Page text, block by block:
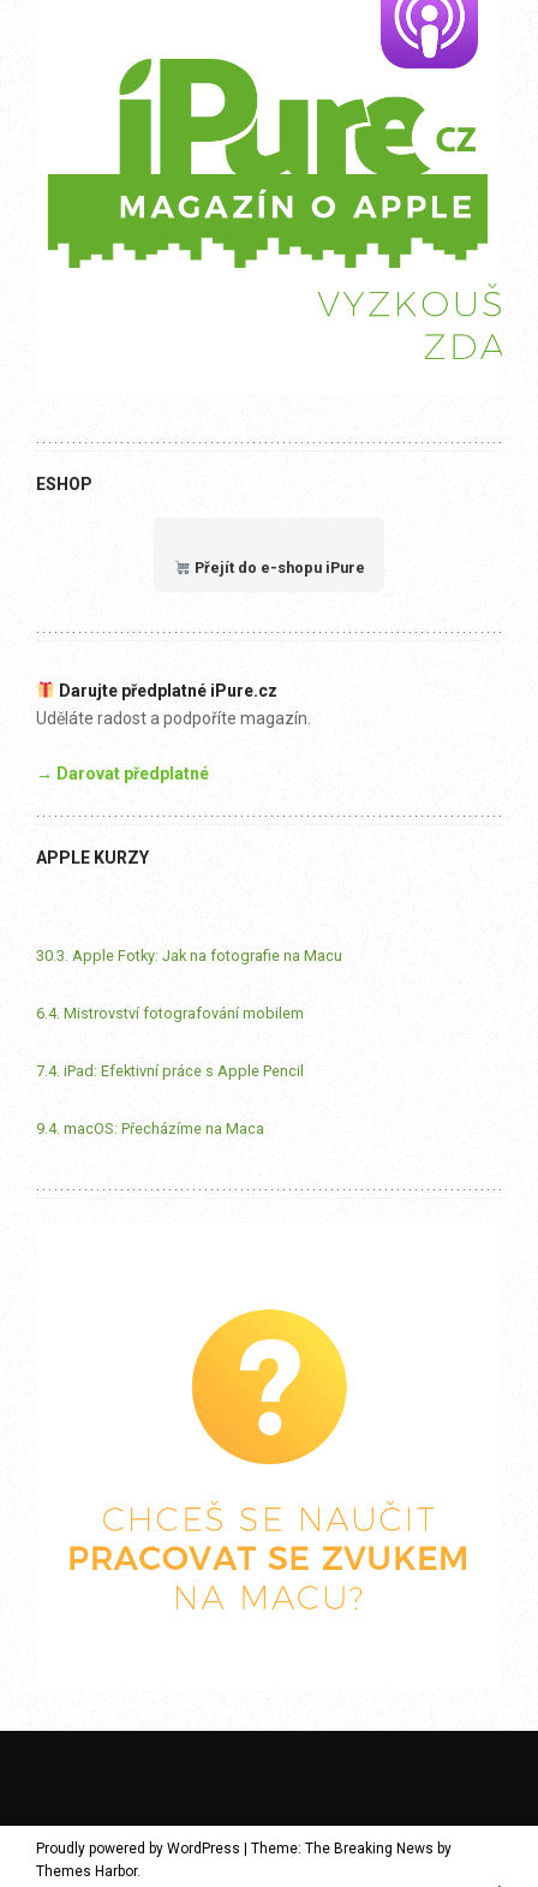
ESHOP
Přejít do e-shopu iPure
Darujte předplatné iPure.cz
Uděláte radost a podpoříte magazín.
→ Darovat předplatné
APPLE KURZY
30.3. Apple Fotky: Jak na fotografie na Macu
6.4. Mistrovství fotografování mobilem
7.4. iPad: Efektivní práce s Apple Pencil
9.4. macOS: Přecházíme na Maca
Proudly powered by WordPress
Theme: The Breaking News by
Themes Harbor.